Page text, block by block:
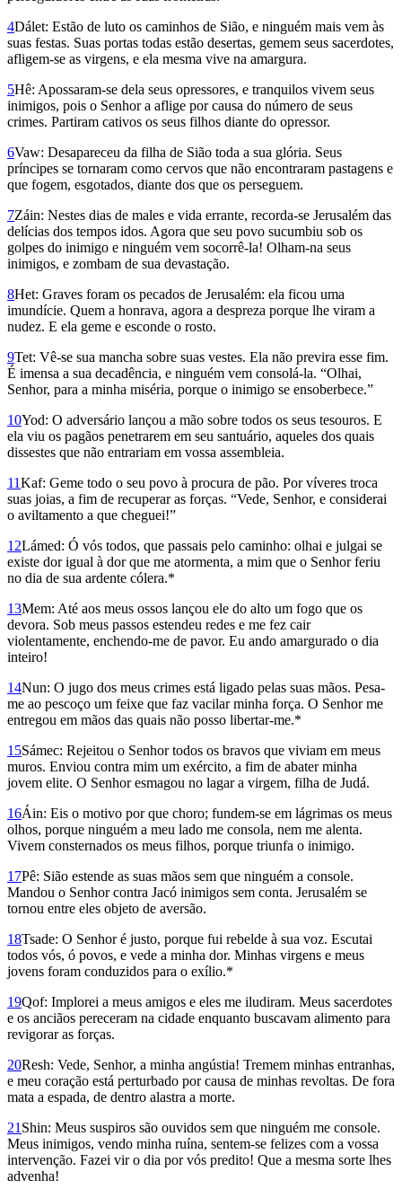
4Dálet: Estão de luto os caminhos de Sião, e ninguém mais vem às
suas festas. Suas portas todas estão desertas, gemem seus sacerdotes,
afligem-se as virgens, e ela mesma vive na amargura.
5Hê: Apossaram-se dela seus opressores, e tranquilos vivem seus
inimigos, pois o Senhor a aflige por causa do número de seus
crimes. Partiram cativos os seus filhos diante do opressor.
6Vaw: Desapareceu da filha de Sião toda a sua glória. Seus
príncipes se tornaram como cervos que não encontraram pastagens e
que fogem, esgotados, diante dos que os perseguem.
7Záin: Nestes dias de males e vida errante, recorda-se Jerusalém das
delícias dos tempos idos. Agora que seu povo sucumbiu sob os
golpes do inimigo e ninguém vem socorrê-la! Olham-na seus
inimigos, e zombam de sua devastação.
8Het: Graves foram os pecados de Jerusalém: ela ficou uma
imundície. Quem a honrava, agora a despreza porque lhe viram a
nudez. E ela geme e esconde o rosto.
9Tet: Vê-se sua mancha sobre suas vestes. Ela não previra esse fim.
É imensa a sua decadência, e ninguém vem consolá-la. “Olhai,
Senhor, para a minha miséria, porque o inimigo se ensoberbece.”
10Yod: O adversário lançou a mão sobre todos os seus tesouros. E
ela viu os pagãos penetrarem em seu santuário, aqueles dos quais
dissestes que não entrariam em vossa assembleia.
11Kaf: Geme todo o seu povo à procura de pão. Por víveres troca
suas joias, a fim de recuperar as forças. “Vede, Senhor, e considerai
o aviltamento a que cheguei!”
12Lámed: Ó vós todos, que passais pelo caminho: olhai e julgai se
existe dor igual à dor que me atormenta, a mim que o Senhor feriu
no dia de sua ardente cólera.*
13Mem: Até aos meus ossos lançou ele do alto um fogo que os
devora. Sob meus passos estendeu redes e me fez cair
violentamente, enchendo-me de pavor. Eu ando amargurado o dia
inteiro!
14Nun: O jugo dos meus crimes está ligado pelas suas mãos. Pesa-
me ao pescoço um feixe que faz vacilar minha força. O Senhor me
entregou em mãos das quais não posso libertar-me.*
15Sámec: Rejeitou o Senhor todos os bravos que viviam em meus
muros. Enviou contra mim um exército, a fim de abater minha
jovem elite. O Senhor esmagou no lagar a virgem, filha de Judá.
16Áin: Eis o motivo por que choro; fundem-se em lágrimas os meus
olhos, porque ninguém a meu lado me consola, nem me alenta.
Vivem consternados os meus filhos, porque triunfa o inimigo.
17Pê: Sião estende as suas mãos sem que ninguém a console.
Mandou o Senhor contra Jacó inimigos sem conta. Jerusalém se
tornou entre eles objeto de aversão.
18Tsade: O Senhor é justo, porque fui rebelde à sua voz. Escutai
todos vós, ó povos, e vede a minha dor. Minhas virgens e meus
jovens foram conduzidos para o exílio.*
19Qof: Implorei a meus amigos e eles me iludiram. Meus sacerdotes
e os anciãos pereceram na cidade enquanto buscavam alimento para
revigorar as forças.
20Resh: Vede, Senhor, a minha angústia! Tremem minhas entranhas,
e meu coração está perturbado por causa de minhas revoltas. De fora
mata a espada, de dentro alastra a morte.
21 Shin: Meus suspiros são ouvidos sem que ninguém me console.
Meus inimigos, vendo minha ruína, sentem-se felizes com a vossa
intervenção. Fazei vir o dia por vós predito! Que a mesma sorte lhes
advenha!